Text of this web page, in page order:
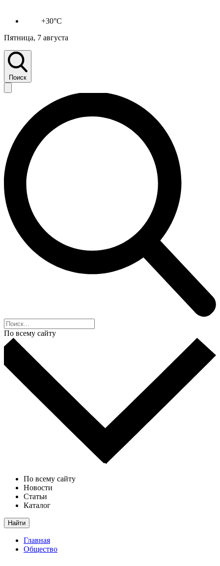
+30°C
Пятница, 7 августа
Поиск
По всему сайту
По всему сайту
Новости
Статьи
Каталог
Найти
Главная
Общество